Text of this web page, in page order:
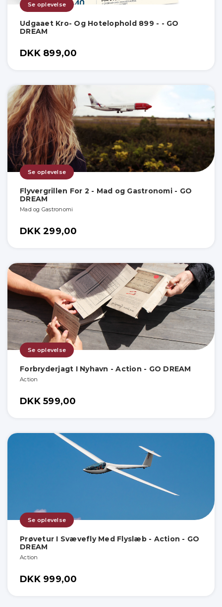
Se oplevelse
Udgaaet Kro- Og Hotelophold 899 - - GO
DREAM
DKK 899,00
Se oplevelse
Flyvergrillen For 2 - Mad og Gastronomi - GO
DREAM
Mad og Gastronomi
DKK 299,00
Se oplevelse
Forbryderjagt I Nyhavn - Action - GO DREAM
Action
DKK 599,00
Se oplevelse
Prøvetur I Svævefly Med Flyslæb - Action - GO
DREAM
Action
DKK 999,00